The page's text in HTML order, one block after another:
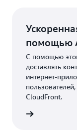
помощью
С помощью
доставлять
CloudFront.